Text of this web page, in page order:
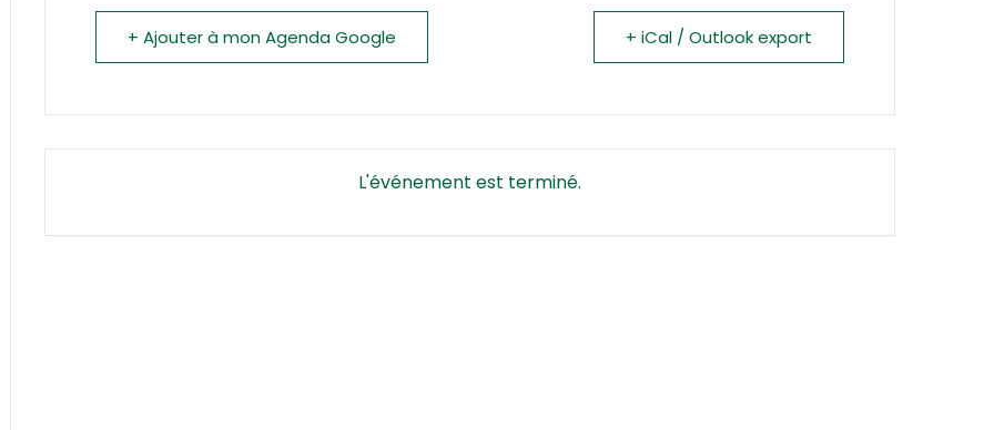
+ Ajouter à mon Agenda Google + iCal / Outlook export
L'événement est terminé.